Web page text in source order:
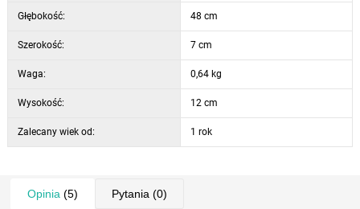
Głębokość: 48 cm
Szerokość: 7 cm
Waga: 0,64 kg
Wysokość: 12 cm
Zalecany wiek od: 1 rok
Opinia (5) Pytania (0)